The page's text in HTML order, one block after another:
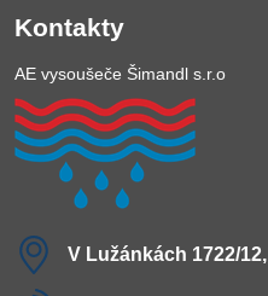
Kontakty
AE vysoušeče Šimandl s.r.o
V Lužánkách 1722/